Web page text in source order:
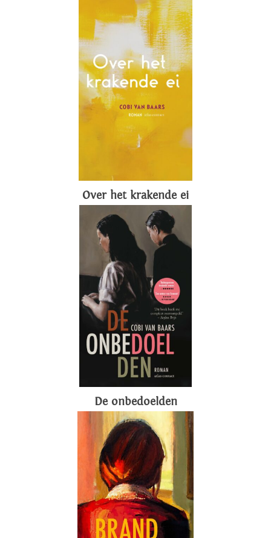
Over het krakende ei
De onbedoelden